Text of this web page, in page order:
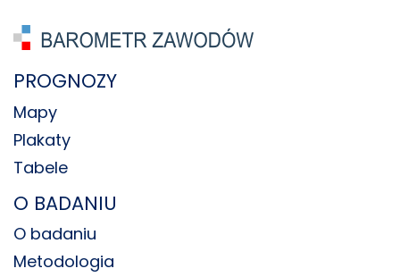
PROGNOZY
Mapy
Plakaty
Tabele
O BADANIU
O badaniu
Metodologia